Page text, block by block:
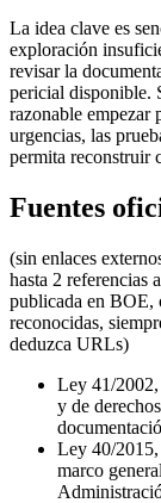
La idea clave es
exploración
revisar la
pericial disponible.
razonable empezar
urgencias, las
permita reconstruir
Fuentes
(sin enlaces
hasta 2 referencias
publicada en BOE,
reconocidas,
deduzca URLs)
Ley 41/2002,
y de
Ley 40/
marco